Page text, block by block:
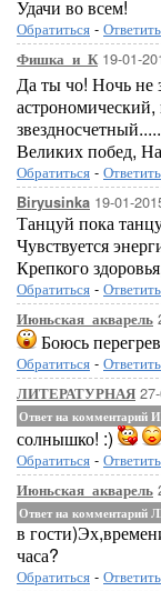
Удачи во всем!
Обратиться - Ответить
Фишка_и_К19-01-
Да ты чо! Ночь не
Великих побед,
Обратиться - Ответить
Biryusinka 19-01-
Танцуй пока
Чувствуется
Крепкого
Обратиться - Ответить
Июньская_акварель
Боюсь
Обратиться - Ответить
ЛИТЕРАТУРНАЯ
Ответ на комментарий
солнышко! :)
Обратиться - Ответить
Июньская_акварель
Ответ на
в
часа?
Обратиться - Ответить